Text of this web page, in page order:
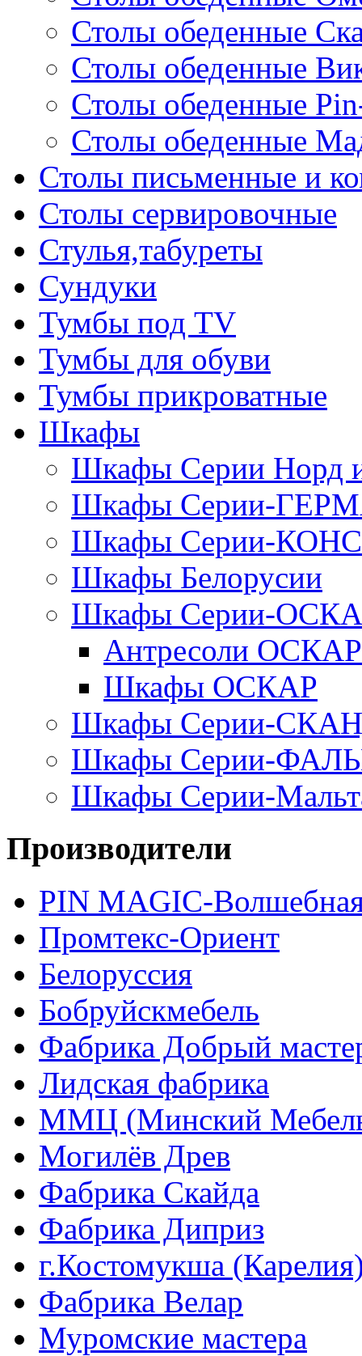
Столы обеденные
Столы обеденные
Столы обеденные
Столы обеденные
Столы письменные и
Столы сервировочные
Стулья,табуреты
Сундуки
Тумбы под TV
Тумбы для обуви
Тумбы прикроватные
Шкафы
Шкафы Серии
Шкафы Серии-
Шкафы Серии-
Шкафы Белорусии
Шкафы Серии-
Антресоли ОСКАР
Шкафы ОСКАР
Шкафы Серии-
Шкафы Серии-
Шкафы Серии-
Производители
PIN MAGIС-
Промтекс-Ориент
Белоруссия
Бобруйскмебель
Фабрика Добрый
Лидская фабрика
ММЦ (Минский
Могилёв Древ
Фабрика Скайда
Фабрика Диприз
г.Костомукша
Фабрика Велар
Муромские мастера